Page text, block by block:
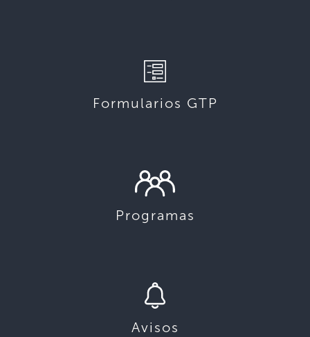
Formularios GTP
Programas
Avisos